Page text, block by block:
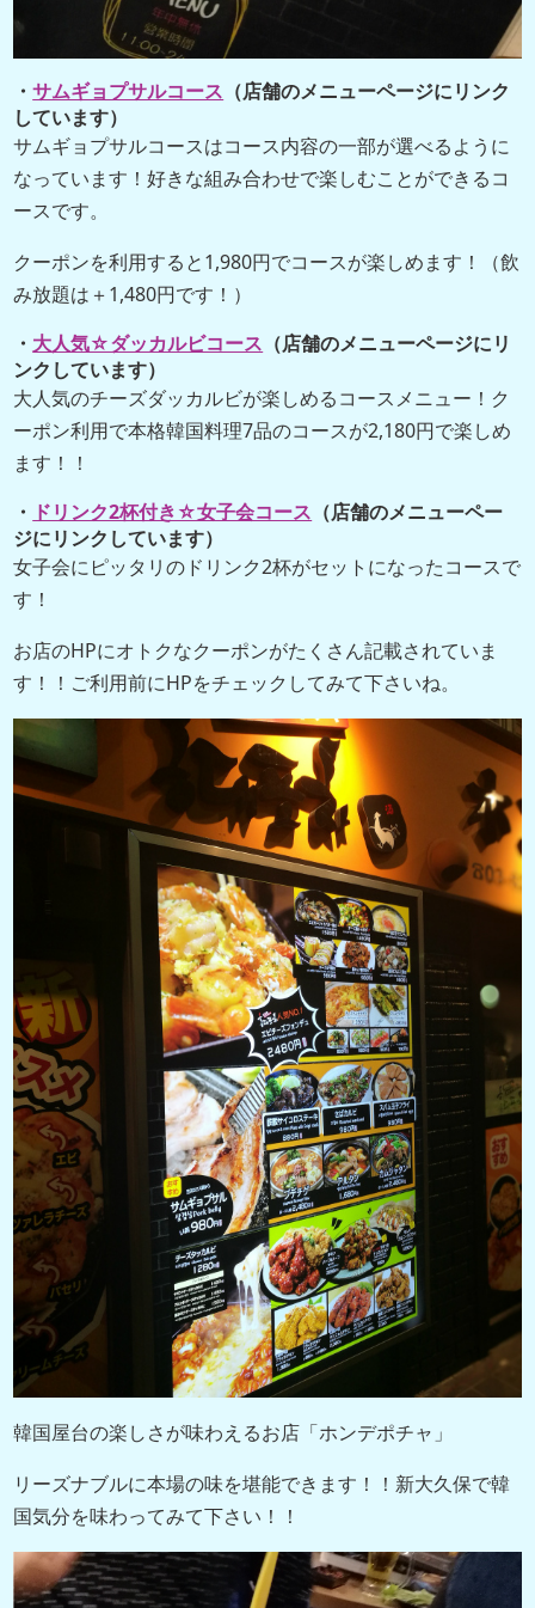
・サムギョプサルコース （店舗のメニューページにリンク
しています）
サムギョプサルコースはコース内容の一部が選べるように
なっています！好きな組み合わせで楽しむことができるコ
ースです。
クーポンを利用すると1,980円でコースが楽しめます！（飲
み放題は＋1,480円です！）
・ 大人気☆ダッカルビコース （店舗のメニューページにリ
ンクしています）
大人気のチーズダッカルビが楽しめるコースメニュー！ク
ーポン利用で本格韓国料理7品のコースが2,180円で楽しめ
ます！！
・ ドリンク2杯付き☆女子会コース （店舗のメニューペー
ジにリンクしています）
女子会にピッタリのドリンク2杯がセットになったコースで
す！
お店のHPにオトクなクーポンがたくさん記載されていま
す！！ご利用前にHPをチェックしてみて下さいね。
韓国屋台の楽しさが味わえるお店「ホンデポチャ」
リーズナブルに本場の味を堪能できます！！新大久保で韓
国気分を味わってみて下さい！！